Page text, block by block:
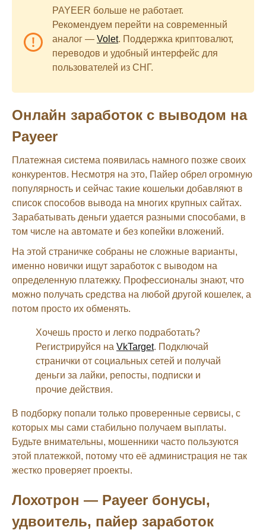
PAYEER больше не работает.
Рекомендуем перейти на современный
аналог — Volet. Поддержка криптовалют,
переводов и удобный интерфейс для
пользователей из СНГ.
Онлайн заработок с выводом на
Payeer
Платежная система появилась намного позже своих
конкурентов. Несмотря на это, Пайер обрел огромную
популярность и сейчас такие кошельки добавляют в
список способов вывода на многих крупных сайтах.
Зарабатывать деньги удается разными способами, в
том числе на автомате и без копейки вложений.
На этой страничке собраны не сложные варианты,
именно новички ищут заработок с выводом на
определенную платежку. Профессионалы знают, что
можно получать средства на любой другой кошелек, а
потом просто их обменять.
Хочешь просто и легко подработать?
Регистрируйся на VkTarget. Подключай
странички от социальных сетей и получай
деньги за лайки, репосты, подписки и
прочие действия.
В подборку попали только проверенные сервисы, с
которых мы сами стабильно получаем выплаты.
Будьте внимательны, мошенники часто пользуются
этой платежкой, потому что её администрация не так
жестко проверяет проекты.
Лохотрон — Payeer бонусы,
удвоитель, пайер заработок